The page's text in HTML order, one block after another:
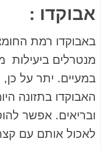
אבוקדו :
מנטרלים ביעילות
במעיים. יתר על
האבוקדו בתזונה
ובריאים. אפשר
לאכול אותם עם